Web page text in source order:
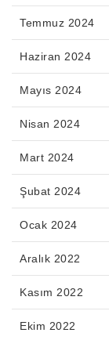
Temmuz 2024
Haziran 2024
Mayıs 2024
Nisan 2024
Mart 2024
Şubat 2024
Ocak 2024
Aralık 2022
Kasım 2022
Ekim 2022